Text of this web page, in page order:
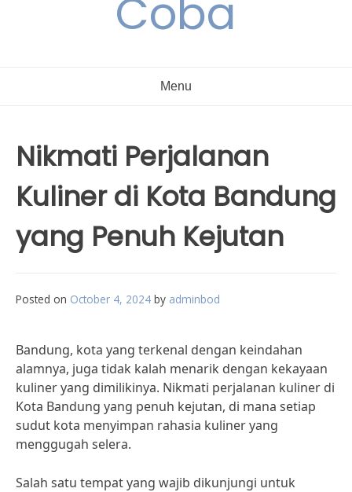
Coba
Menu
Nikmati Perjalanan
Kuliner di Kota Bandung
yang Penuh Kejutan
Posted on October 4, 2024 by adminbod
Bandung, kota yang terkenal dengan keindahan
alamnya, juga tidak kalah menarik dengan kekayaan
kuliner yang dimilikinya. Nikmati perjalanan kuliner di
Kota Bandung yang penuh kejutan, di mana setiap
sudut kota menyimpan rahasia kuliner yang
menggugah selera.
Salah satu tempat yang wajib dikunjungi untuk